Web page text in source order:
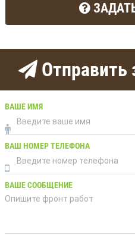
Отправить
ВАШЕ ИМЯ
ВАШ НОМЕР ТЕЛЕФОНА
ВАШЕ СООБЩЕНИЕ